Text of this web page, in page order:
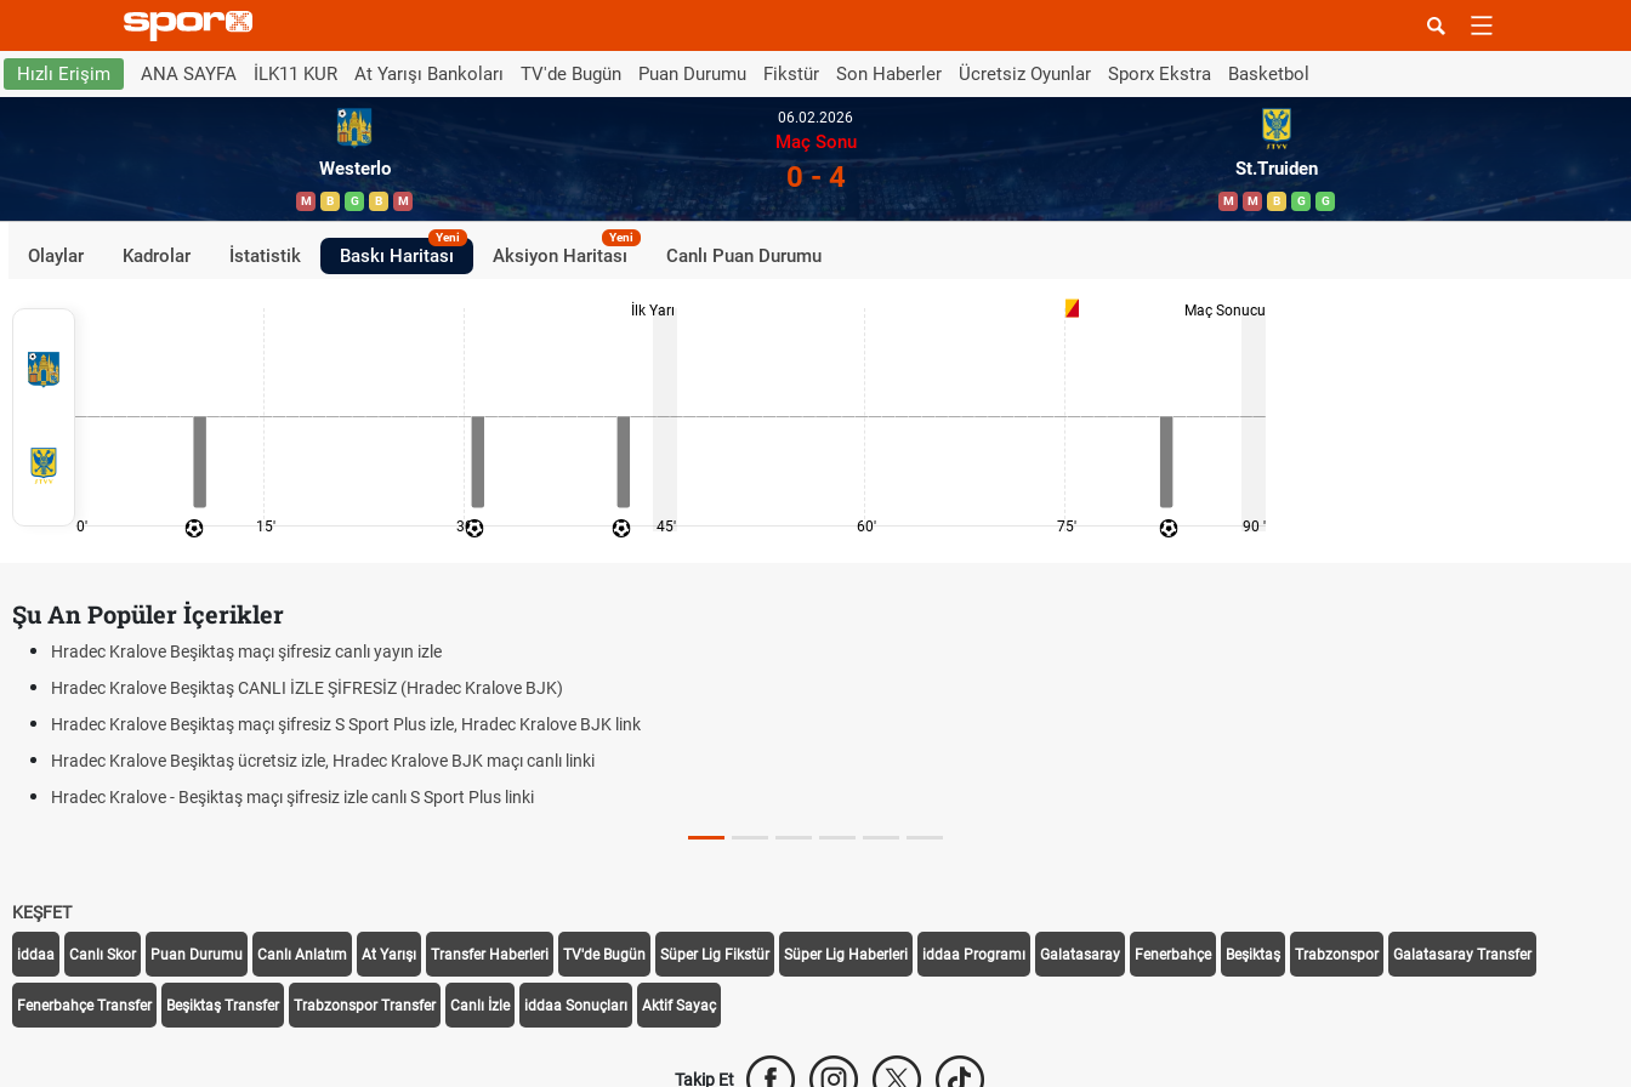
Hızlı Erişim ANA SAYFA İLK11 KUR At Yarışı Bankoları TV'de Bugün Puan Durumu Fikstür Son Haberler Ücretsiz Oyunlar Sporx Ekstra Basketbol
Westerlo
M B G B M
06.02.2026
Maç Sonu
0 - 4 St.Truiden
M M B G G
Olaylar Kadrolar İstatistik Baskı Haritası
Yeni
Aksiyon Haritası
Yeni
Canlı Puan Durumu
0' 15' 30'
İlk Yarı
45' 60' 75'
Maç Sonucu
90 '
Şu An Popüler İçerikler
Hradec Kralove Beşiktaş maçı şifresiz canlı yayın izle
Hradec Kralove Beşiktaş CANLI İZLE ŞİFRESİZ (Hradec Kralove BJK)
Hradec Kralove Beşiktaş maçı şifresiz S Sport Plus izle, Hradec Kralove BJK link
Hradec Kralove Beşiktaş ücretsiz izle, Hradec Kralove BJK maçı canlı linki
Hradec Kralove - Beşiktaş maçı şifresiz izle canlı S Sport Plus linki
KEŞFET
iddaa Canlı Skor Puan Durumu Canlı Anlatım At Yarışı Transfer Haberleri TV'de Bugün Süper Lig Fikstür Süper Lig Haberleri iddaa Programı Galatasaray Fenerbahçe Beşiktaş Trabzonspor Galatasaray Transfer
Fenerbahçe Transfer Beşiktaş Transfer Trabzonspor Transfer Canlı İzle iddaa Sonuçları Aktif Sayaç
Takip Et